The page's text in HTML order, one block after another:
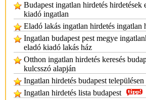
Budapest ingatlan hirdetés hirdetések
kiadó ingatlan
Eladó lakás ingatlan hirdetés ingatlan
Ingatlan budapest pest megye
eladó kiadó lakás ház
Otthon ingatlan hirdetés keresés
kulcsszó alapján
Ingatlan hirdetés budapest településen
Ingatlan hirdetés lista budapest